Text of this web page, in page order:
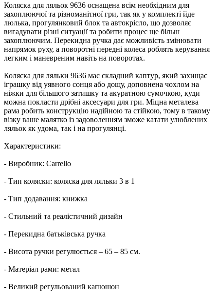
Коляска для ляльок 9636 оснащена всім необхідним для
захоплюючої та різноманітної гри, так як у комплекті йде
люлька, прогулянковий блок та автокрісло, що дозволяє
вигадувати різні ситуації та робити процес ще більш
захоплюючим. Перекидна ручка дає можливість змінювати
напрямок руху, а поворотні передні колеса роблять керування
легким і маневреним навіть на поворотах.
Коляска для ляльки 9636 має складний каптур, який захищає
іграшку від уявного сонця або дощу, доповнена чохлом на
ніжки для більшого затишку та акуратною сумочкою, куди
можна покласти дрібні аксесуари для гри. Міцна металева
рама робить конструкцію надійною та стійкою, тому в такому
візку ваше малятко із задоволенням зможе катати улюблених
ляльок як удома, так і на прогулянці.
Характеристики:
- Виробник: Carrello
- Тип коляски: коляска для ляльки 3 в 1
- Тип додавання: книжка
- Стильний та реалістичний дизайн
- Перекидна батьківська ручка
- Висота ручки регулюється – 65 – 85 см.
- Матеріал рами: метал
- Великий регульований капюшон